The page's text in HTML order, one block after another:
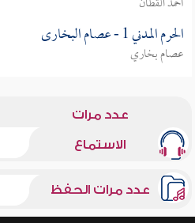
الحرم المدني 1 - عصام البخارى
عصام بخاري
عدد مرات
الاستماع
عدد مرات الحفظ